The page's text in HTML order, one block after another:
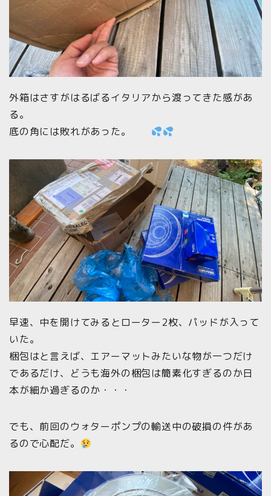
外箱はさすがはるばるイタリアから渡ってきた感があ
る。
底の角には敗れがあった。
早速、中を開けてみるとローター2枚、パッドが入って
いた。
梱包はと言えば、エアーマットみたいな物が一つだけ
であるだけ、どうも海外の梱包は簡素化すぎるのか日
本が細か過ぎるのか・・・
でも、前回のウォターポンプの輸送中の破損の件があ
るので心配だ。